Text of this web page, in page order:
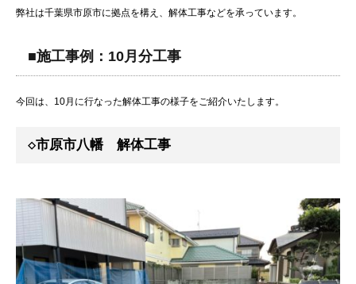
弊社は千葉県市原市に拠点を構え、解体工事などを承っています。
■施工事例：10月分工事
今回は、10月に行なった解体工事の様子をご紹介いたします。
◇市原市八幡 解体工事